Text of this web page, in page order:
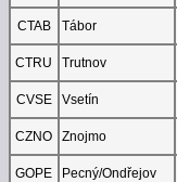
CTAB
Tábor
CTRU
Trutnov
CVSE
Vsetín
CZNO
Znojmo
GOPE
Pecný/Ondřejov